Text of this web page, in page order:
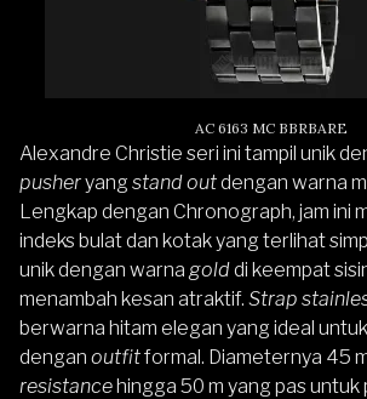
AC 6163 MC BBRBARE
Alexandre Christie seri ini tampil unik
pusheryang stand outdengan warna
Lengkap dengan Chronograph, jam ini
indeks bulat dan kotak yang terlihat
unik dengan warna golddi keempat
menambah kesan atraktif. Strap
berwarna hitam elegan yang ideal
dengan outfitformal. Diameternya 45
resistancehingga 50 m yang pas